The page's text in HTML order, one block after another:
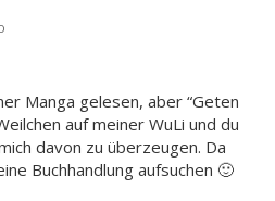
Manga gelesen, aber “Geten
auf meiner WuLi und du
davon zu überzeugen. Da
Buchhandlung aufsuchen 🙂